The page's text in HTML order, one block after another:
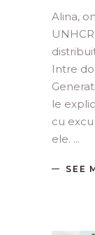
Alina,
Intre
le
cu
ele.
SEE